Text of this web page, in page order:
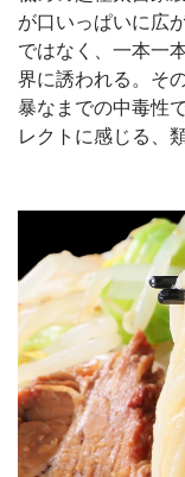
が口いっぱいに広
ではなく、一本一
界に誘われる。そ
暴なまでの中毒性
レクトに感じる、